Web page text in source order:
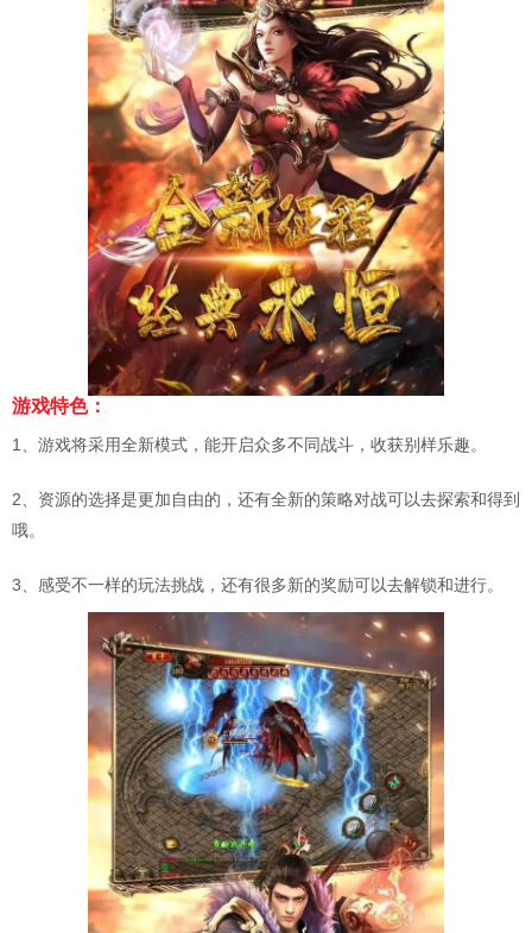
游戏特色：
1、游戏将采用全新模式，能开启众多不同战斗，收获别样乐趣。
2、资源的选择是更加自由的，还有全新的策略对战可以去探索和得到
哦。
3、感受不一样的玩法挑战，还有很多新的奖励可以去解锁和进行。